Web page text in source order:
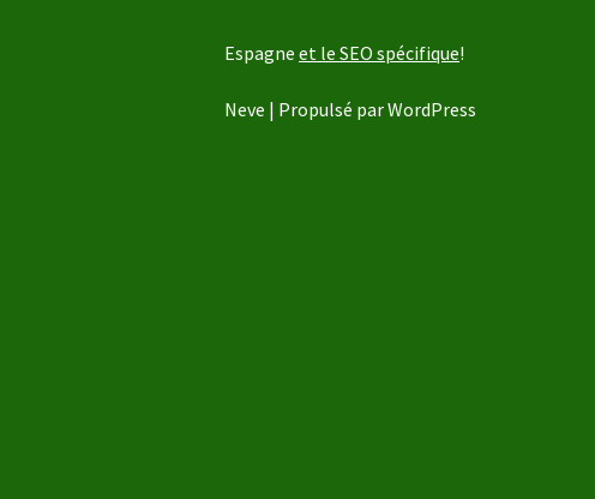
Espagne et le SEO spécifique!
Neve | Propulsé parWordPress